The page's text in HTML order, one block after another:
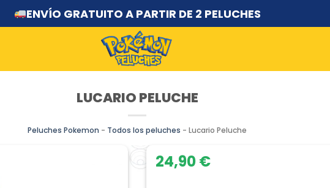
ENVÍO GRATUITO A PARTIR DE 2 PELUCHES
LUCARIO PELUCHE
Peluches Pokemon - Todos los peluches - Lucario Peluche
24,90€